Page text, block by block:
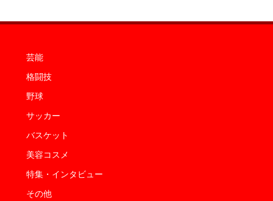
芸能
格闘技
野球
サッカー
バスケット
美容コスメ
特集・インタビュー
その他